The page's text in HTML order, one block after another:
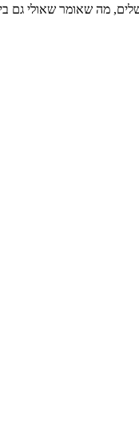
מה שאומר שאולי גם